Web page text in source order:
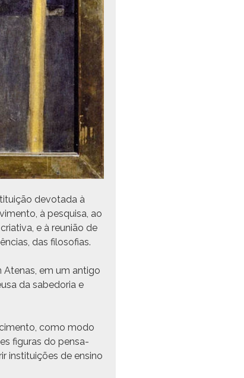
devota­da à
à pesquisa, ao
e à reunião de
das filosofias.
em um anti­go
da sabedo­ria e
como modo
fig­uras do pen­sa­
insti­tu­ições de ensi­no